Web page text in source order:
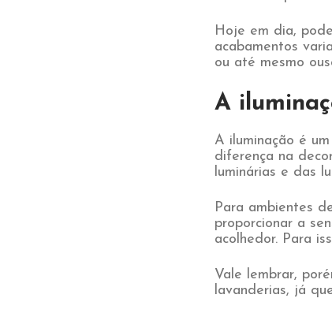
Hoje em dia,
acabamentos
ou até mesmo
A
A iluminação é
diferença na
luminárias e das
Para ambientes
proporcionar a
acolhedor. Para
Vale lembrar,
lavanderias, já